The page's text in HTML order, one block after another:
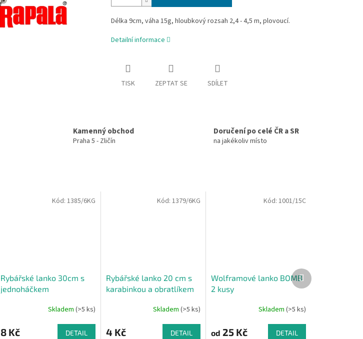
Délka 9cm, váha 15g, hloubkový rozsah 2,4 - 4,5 m, plovoucí.
Detailní informace
TISK ZEPTAT SE SDÍLET
Kamenný obchod
Praha 5 - Zličín
Doručení po celé ČR a SR
na jakékoliv místo
Rybářské lanko 30cm s
jednoháčkem
Skladem (>5 ks)
8 Kč DETAIL
Kód: 1385/6KG
Rybářské lanko 20 cm s
karabinkou a obratlíkem
Skladem(>5 ks)
4 Kč DETAIL
Kód:1379/6KG
Wolframové lanko BOMB
2 kusy
Skladem (>5 ks)
od 25 Kč DETAIL
Kód: 1001/15C
Další
produkt